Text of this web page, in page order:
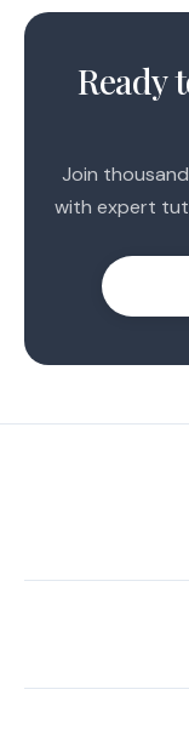
Ready
Join
with expert